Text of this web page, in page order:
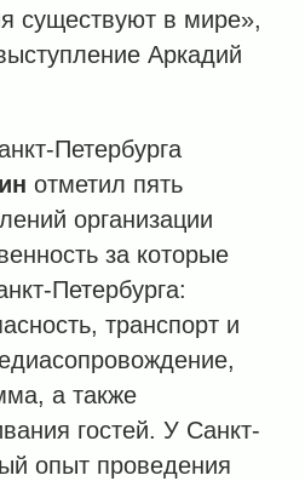
существуют в мире»,
Аркадий
Петербурга
отметил пять
организации
за которые
Петербурга:
транспорт и
а также
гостей. У Санкт-
опыт проведения